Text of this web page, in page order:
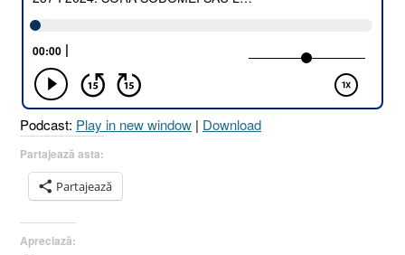
LINIȘTEA
NEPĂSĂTOARE
[Ezechiel
16.49
Podcast: Play in new window | Download
Partajează asta:
Partajează
Apreciază: